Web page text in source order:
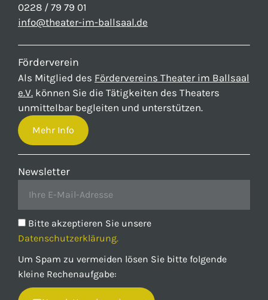
0228 / 79 79 01
info@theater-im-ballsaal.de
Förderverein
Als Mitglied des Fördervereins Theater im Ballsaal
e.V. können Sie die Tätigkeiten des Theaters
unmittelbar begleiten und unterstützen.
Mehr Info
Newsletter
Bitte akzeptieren Sie unsere
Datenschutzerklärung.
Um Spam zu vermeiden lösen Sie bitte folgende
kleine Rechenaufgabe: